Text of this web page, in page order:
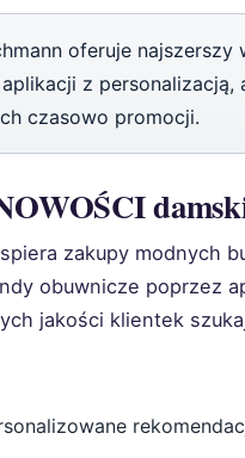
oferuje
z
czasowo promocji.
zakupy modnych
obuwnicze poprzez
jakości klientek